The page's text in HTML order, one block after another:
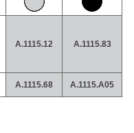
A.1115.12 A.1115.83
A.1115.68 A.1115.A05